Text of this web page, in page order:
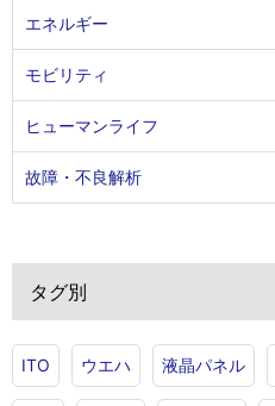
エネルギー
モビリティ
ヒューマンライフ
故障・不良解析
タグ別
ITO ウエハ 液晶パネル